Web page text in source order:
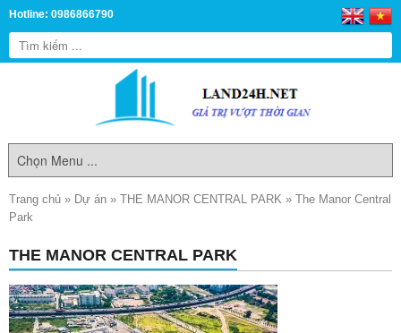
Hotline: 0986866790
Trang chủ » Dự án » THE MANOR CENTRAL PARK » The Manor Central
Park
THE MANOR CENTRAL PARK